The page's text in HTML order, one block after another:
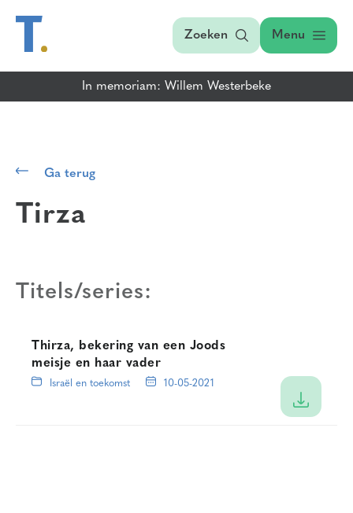
Zoeken Menu
In memoriam: Willem Westerbeke
Ga terug
Tirza
Titels/series:
Thirza, bekering van een Joods
meisje en haar vader
Israël en toekomst 10-05-2021